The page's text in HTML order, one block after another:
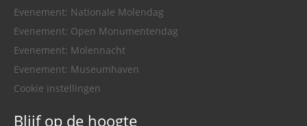
Evenement: Nationale Molendag
Evenement: Open Monumentendag
Evenement: Molennacht
Evenement: Museumhaven
Cookie instellingen
Blijf op de hoogte